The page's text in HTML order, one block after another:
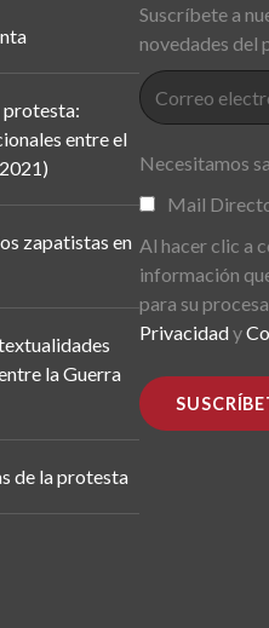
protesta:
entre el
zapatistas en
la Guerra
de la protesta
Suscríbete a
novedades del
Necesitamos
Mail
Al hacer clic a
información
para su
Privacidady